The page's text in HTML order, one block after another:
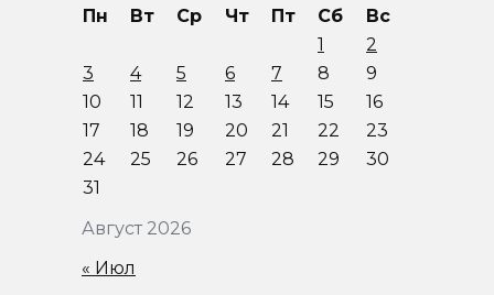
Август 2026
Пн Вт Ср Чт Пт Сб
Вс
1
2
3
4 5 6 7 8
9
10
11 12 13 14 15
16
17
18 19 20 21 22
23
24
25 26 27 28 29
30
31
« Июл